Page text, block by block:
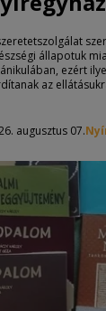
állapotuk
ezért
az
augusztus 07.